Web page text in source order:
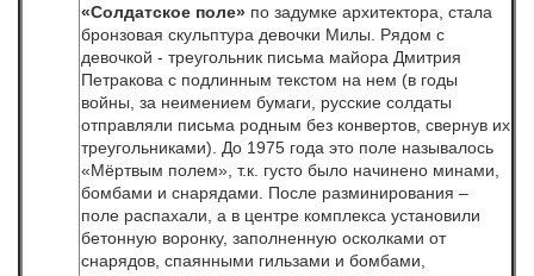
«Солдатское поле» по задумке архитектора, стала
бронзовая скульптура девочки Милы. Рядом с
девочкой - треугольник письма майора Дмитрия
Петракова с подлинным текстом на нем (в годы
войны, за неимением бумаги, русские солдаты
отправляли письма родным без конвертов, свернув их
треугольниками). До 1975 года это поле называлось
«Мёртвым полем», т.к. густо было начинено минами,
бомбами и снарядами. После разминирования –
поле распахали, а в центре комплекса установили
бетонную воронку, заполненную осколками от
снарядов, спаянными гильзами и бомбами,